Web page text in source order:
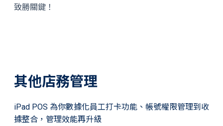
致勝關鍵！
其他店務管理
iPad POS 為你數據化員工打卡功能、帳號權限管理到收
據整合，管理效能再升級